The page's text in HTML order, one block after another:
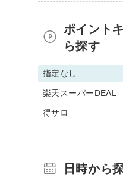
ポイント
ら探す
指定なし
楽天スーパーDEAL
得サロ
日時から